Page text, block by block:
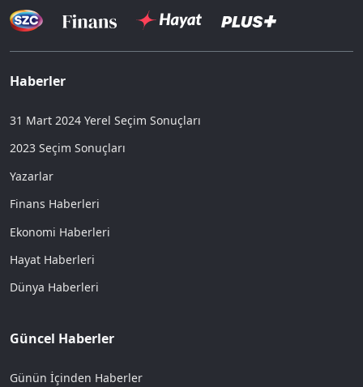
Haberler
31 Mart 2024 Yerel Seçim Sonuçları
2023 Seçim Sonuçları
Yazarlar
Finans Haberleri
Ekonomi Haberleri
Hayat Haberleri
Dünya Haberleri
Güncel Haberler
Günün İçinden Haberler